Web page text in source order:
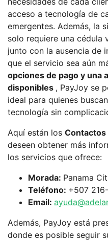
acceso a tecnología de
emergentes. Además, la
solo requiere una cédula
junto con la ausencia de
que el servicio sea aún
opciones de pago y una
disponibles , PayJoy se
ideal para quienes
tecnología sin
Aquí están los Contactos
deseen obtener más
los servicios que ofrece:
Morada: Panama
Teléfono: +507
Email:
Además, PayJoy está
donde es posible seguir